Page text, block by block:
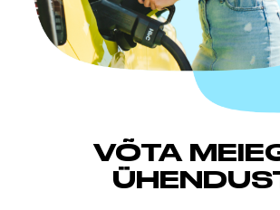
VÕTA